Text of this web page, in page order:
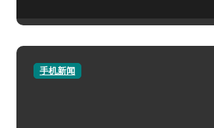
手机新闻